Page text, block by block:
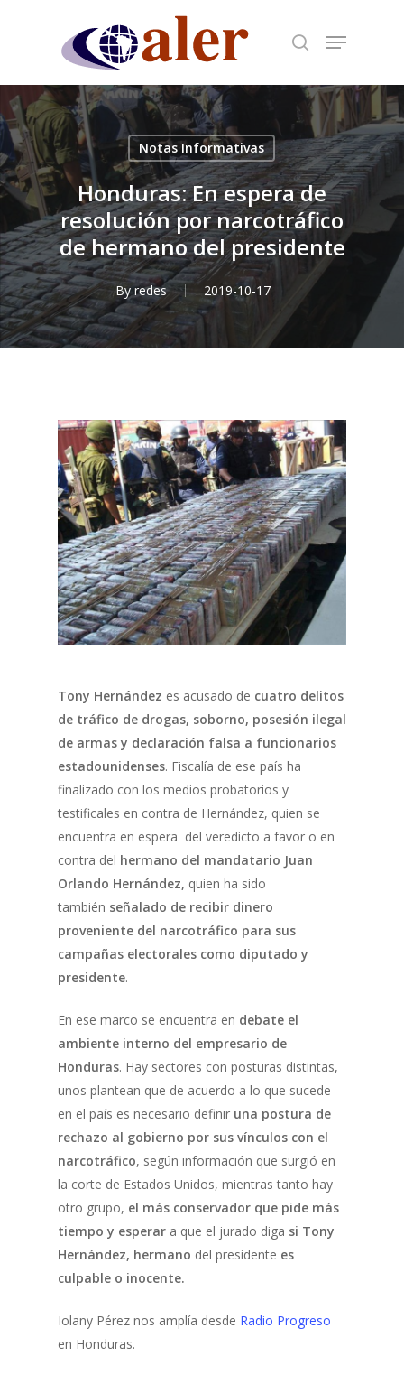
content
Notas Informativas
Honduras: En espera de
resolución por narcotráfico
de hermano del presidente
By redes 2019-10-17
Tony Hernández es acusado de cuatro delitos
de tráfico de drogas, soborno, posesión ilegal
de armas y declaración falsa a funcionarios
estadounidenses. Fiscalía de ese país ha
finalizado con los medios probatorios y
testificales en contra de Hernández, quien se
encuentra en espera del veredicto a favor o en
contra del hermano del mandatario Juan
Orlando Hernández, quien ha sido
también señalado de recibir dinero
proveniente del narcotráfico para sus
campañas electorales como diputado y
presidente.
En ese marco se encuentra en debate el
ambiente interno del empresario de
Honduras. Hay sectores con posturas distintas,
unos plantean que de acuerdo a lo que sucede
en el país es necesario definir una postura de
rechazo al gobierno por sus vínculos con el
narcotráfico, según información que surgió en
la corte de Estados Unidos, mientras tanto hay
otro grupo, el más conservador que pide más
tiempo y esperar a que el jurado diga si Tony
Hernández, hermano del presidente es
culpable o inocente.
Iolany Pérez nos amplía desde Radio Progreso
en Honduras.